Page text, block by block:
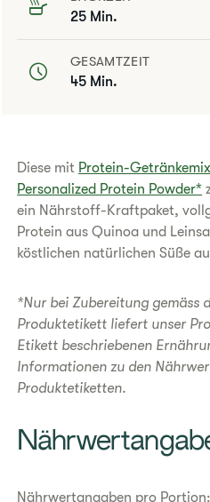
25 Min.
GESAMTZEIT
45 Min.
Diese mit Protein-Getränkemix
Personalized Protein Powder*
ein Nährstoff-Kraftpaket,
Protein aus Quinoa und
köstlichen natürlichen Süße
*Nur bei Zubereitung gemäss
Produktetikett liefert unser
Etikett beschriebenen
Informationen zu den
Produktetiketten.
Nährwertangaben pro Portion: